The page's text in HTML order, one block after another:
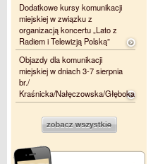
Dodatkowe kursy komunikacji
miejskiej w związku z
organizacją koncertu „Lato z
Radiem i Telewizją Polską”
Objazdy dla komunikacji
miejskiej w dniach 3-7 sierpnia
br./
Kraśnicka/Nałęczowska/Głęboka